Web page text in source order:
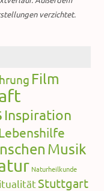
verzichtet.
Film
Inspiration
Musik
Naturheilkunde
Stuttgart